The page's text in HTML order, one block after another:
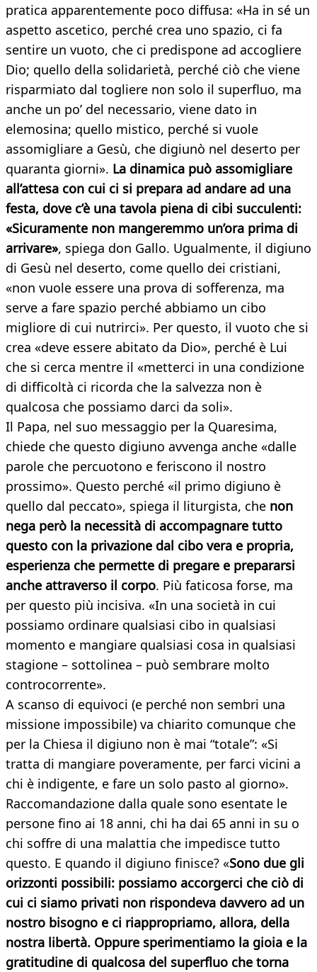
pratica apparentemente poco diffusa: «Ha in sé un
aspetto ascetico, perché crea uno spazio, ci fa
sentire un vuoto, che ci predispone ad accogliere
Dio; quello della solidarietà, perché ciò che viene
risparmiato dal togliere non solo il superfluo, ma
anche un po’ del necessario, viene dato in
elemosina; quello mistico, perché si vuole
assomigliare a Gesù, che digiunò nel deserto per
quaranta giorni». La dinamica può assomigliare
all’attesa con cui ci si prepara ad andare ad una
festa, dove c’è una tavola piena di cibi succulenti:
«Sicuramente non mangeremmo un’ora prima di
arrivare», spiega don Gallo. Ugualmente, il digiuno
di Gesù nel deserto, come quello dei cristiani,
«non vuole essere una prova di sofferenza, ma
serve a fare spazio perché abbiamo un cibo
migliore di cui nutrirci». Per questo, il vuoto che si
crea «deve essere abitato da Dio», perché è Lui
che si cerca mentre il «metterci in una condizione
di difficoltà ci ricorda che la salvezza non è
qualcosa che possiamo darci da soli».
Il Papa, nel suo messaggio per la Quaresima,
chiede che questo digiuno avvenga anche «dalle
parole che percuotono e feriscono il nostro
prossimo». Questo perché «il primo digiuno è
quello dal peccato», spiega il liturgista, che non
nega però la necessità di accompagnare tutto
questo con la privazione dal cibo vera e propria,
esperienza che permette di pregare e prepararsi
anche attraverso il corpo. Più faticosa forse, ma
per questo più incisiva. «In una società in cui
possiamo ordinare qualsiasi cibo in qualsiasi
momento e mangiare qualsiasi cosa in qualsiasi
stagione – sottolinea – può sembrare molto
controcorrente».
A scanso di equivoci (e perché non sembri una
missione impossibile) va chiarito comunque che
per la Chiesa il digiuno non è mai “totale”: «Si
tratta di mangiare poveramente, per farci vicini a
chi è indigente, e fare un solo pasto al giorno».
Raccomandazione dalla quale sono esentate le
persone fino ai 18 anni, chi ha dai 65 anni in su o
chi soffre di una malattia che impedisce tutto
questo. E quando il digiuno finisce? «Sono due gli
orizzonti possibili: possiamo accorgerci che ciò di
cui ci siamo privati non rispondeva davvero ad un
nostro bisogno e ci riappropriamo, allora, della
nostra libertà. Oppure sperimentiamo la gioia e la
gratitudine di qualcosa del superfluo che torna